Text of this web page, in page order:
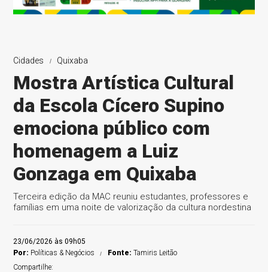
Cidades Quixaba
Mostra Artística Cultural
da Escola Cícero Supino
emociona público com
homenagem a Luiz
Gonzaga em Quixaba
Terceira edição da MAC reuniu estudantes, professores e
famílias em uma noite de valorização da cultura nordestina
23/06/2026 às 09h05
Por: Políticas & Negócios Fonte:Tamiris Leitão
Compartilhe: